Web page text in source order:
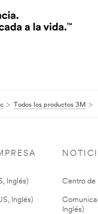
Todos los productos 3M
Inglés)
Inglés)
Centro de
Inglés)